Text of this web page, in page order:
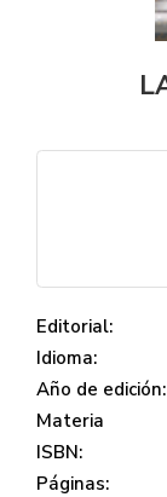
Editorial:
Idioma:
Año de edición:
Materia
ISBN:
Páginas: